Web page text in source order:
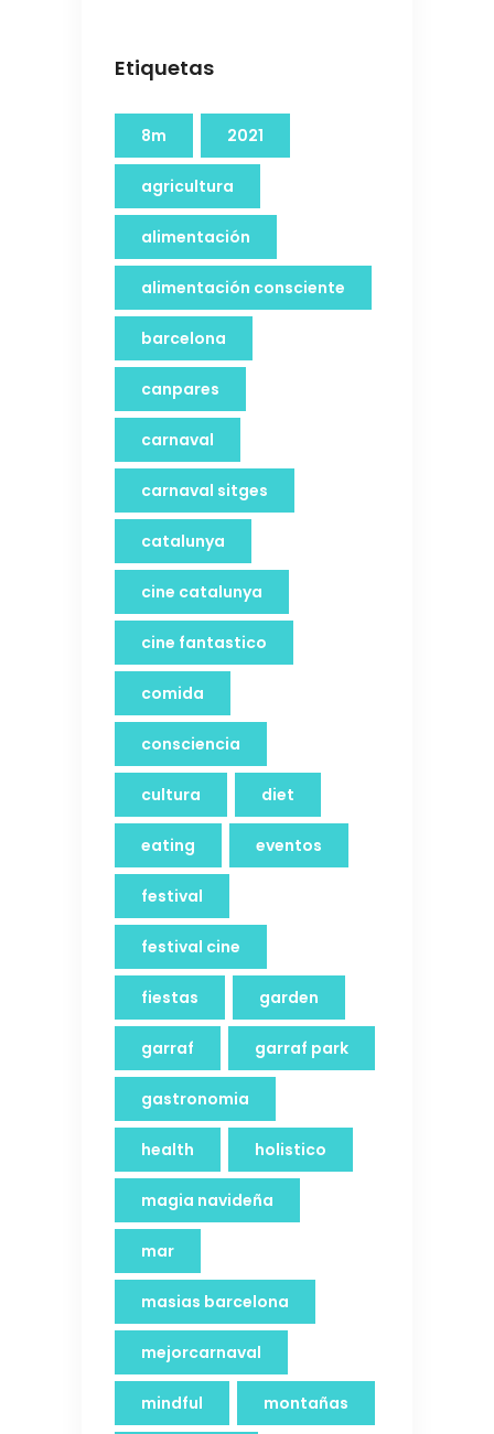
Etiquetas
8m 2021
agricultura
alimentación
alimentación consciente
barcelona
canpares
carnaval
carnaval sitges
catalunya
cine catalunya
cine fantastico
comida
consciencia
cultura diet
eating eventos
festival
festival cine
fiestas garden
garraf garraf park
gastronomia
health holistico
magia navideña
mar
masias barcelona
mejorcarnaval
mindful montañas